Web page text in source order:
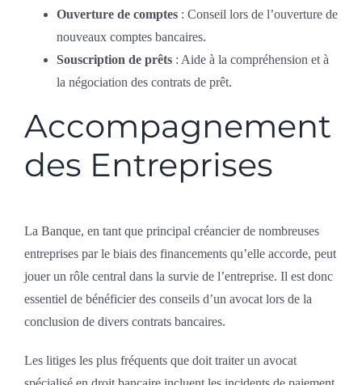
Ouverture de comptes: Conseil lors de l’ouverture de
nouveaux comptes bancaires.
Souscription de prêts: Aide à la compréhension et à
la négociation des contrats de prêt.
Accompagnement
des Entreprises
La Banque, en tant que principal créancier de nombreuses
entreprises par le biais des financements qu’elle accorde, peut
jouer un rôle central dans la survie de l’entreprise. Il est donc
essentiel de bénéficier des conseils d’un avocat lors de la
conclusion de divers contrats bancaires.
Les litiges les plus fréquents que doit traiter un avocat